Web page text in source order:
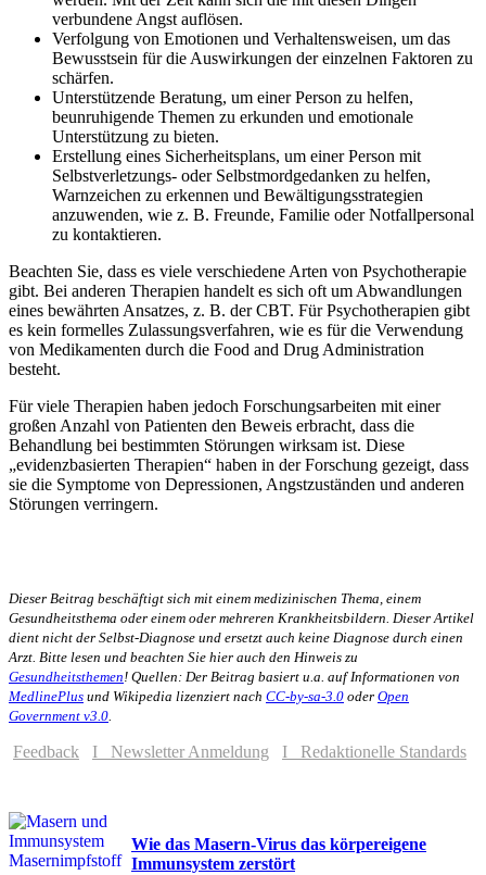
verbundene Angst auflösen.
Verfolgung von Emotionen und Verhaltensweisen, um das
Bewusstsein für die Auswirkungen der einzelnen Faktoren zu
schärfen.
Unterstützende Beratung, um einer Person zu helfen,
beunruhigende Themen zu erkunden und emotionale
Unterstützung zu bieten.
Erstellung eines Sicherheitsplans, um einer Person mit
Selbstverletzungs- oder Selbstmordgedanken zu helfen,
Warnzeichen zu erkennen und Bewältigungsstrategien
anzuwenden, wie z. B. Freunde, Familie oder Notfallpersonal
zu kontaktieren.
Beachten Sie, dass es viele verschiedene Arten von Psychotherapie
gibt. Bei anderen Therapien handelt es sich oft um Abwandlungen
eines bewährten Ansatzes, z. B. der CBT. Für Psychotherapien gibt
es kein formelles Zulassungsverfahren, wie es für die Verwendung
von Medikamenten durch die Food and Drug Administration
besteht.
Für viele Therapien haben jedoch Forschungsarbeiten mit einer
großen Anzahl von Patienten den Beweis erbracht, dass die
Behandlung bei bestimmten Störungen wirksam ist. Diese
„evidenzbasierten Therapien“ haben in der Forschung gezeigt, dass
sie die Symptome von Depressionen, Angstzuständen und anderen
Störungen verringern.
Dieser Beitrag beschäftigt sich mit einem medizinischen Thema, einem
Gesundheitsthema oder einem oder mehreren Krankheitsbildern. Dieser Artikel
dient nicht der Selbst-Diagnose und ersetzt auch keine Diagnose durch einen
Arzt. Bitte lesen und beachten Sie hier auch den Hinweis zu
Gesundheitsthemen! Quellen: Der Beitrag basiert u.a. auf Informationen von
MedlinePlus und Wikipedia lizenziert nach CC-by-sa-3.0 oder Open
Government v3.0
Feedback I Newsletter Anmeldung I Redaktionelle Standards
Wie das Masern-Virus das körpereigene
Immunsystem zerstört